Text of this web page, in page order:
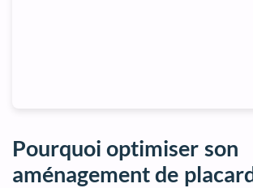
Pourquoi optimiser son
aménagement de